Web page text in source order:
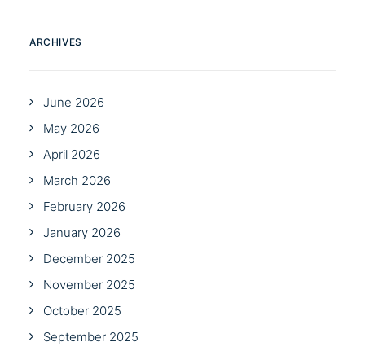
ARCHIVES
June 2026
May 2026
April 2026
March 2026
February 2026
January 2026
December 2025
November 2025
October 2025
September 2025